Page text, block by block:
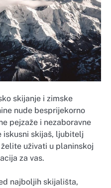
skijanje i zimske
nude besprijekorno
pejzaže i nezaboravne
iskusni skijaš, ljubitelj
uživati u planinskoj
za vas.
najboljih skijališta,